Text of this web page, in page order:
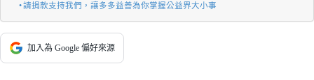
請捐款支持我們，讓多多益善為你掌握公益界大小事
加入為 Google 偏好來源